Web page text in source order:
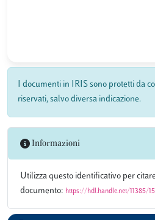
I documenti in IRIS sono protetti da
riservati, salvo diversa indicazione.
Informazioni
Utilizza questo identificativo per
documento: https://hdl.handle.net/11385/